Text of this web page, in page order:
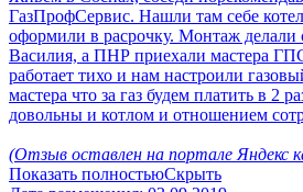
ГазПрофСервис. Нашли там себе
оформили в расрочку. Монтаж делали
Василия, а ПНР приехали мастера
работает тихо и нам настроили
мастера что за газ будем платить в 2
довольны и котлом и отношением
(Отзыв оставлен на портале Яндекс
Показать полностьюСкрыть